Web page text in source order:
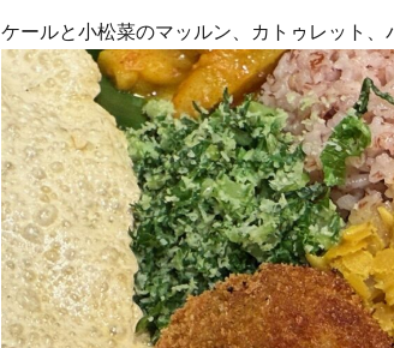
ケールと小松菜のマッルン、カトゥレット、